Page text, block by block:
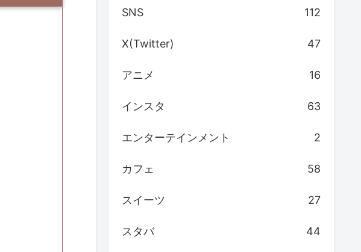
SNS 112
X(Twitter) 47
アニメ 16
インスタ 63
エンターテインメント 2
カフェ 58
スイーツ 27
スタバ 44